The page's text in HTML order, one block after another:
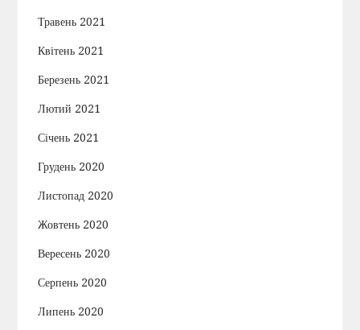
Травень 2021
Квітень 2021
Березень 2021
Лютий 2021
Січень 2021
Грудень 2020
Листопад 2020
Жовтень 2020
Вересень 2020
Серпень 2020
Липень 2020